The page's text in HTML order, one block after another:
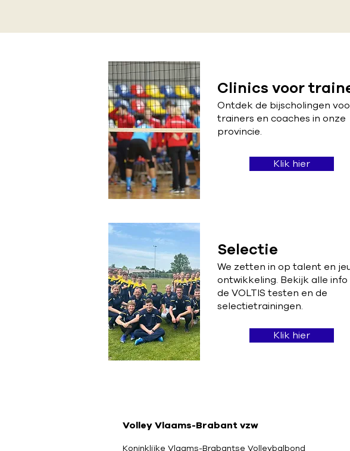
Clinics voor
Ontdek de bijscholingen
trainers en coaches in onze
provincie.
Klik hier
Selectie
We zetten in op talent en
ontwikkeling. Bekijk alle
de VOLTIS testen en de
selectietrainingen.
Klik hier
Volley Vlaams-Brabant vzw
Koninklijke Vlaams-Brabantse Volleybalbond